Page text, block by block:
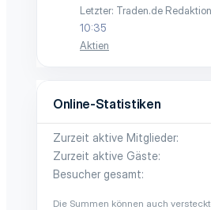
Letzter: Traden.de Redaktion
10:35
Aktien
Online-Statistiken
Zurzeit aktive Mitglieder
Zurzeit aktive Gäste
Besucher gesamt
Die Summen können auch